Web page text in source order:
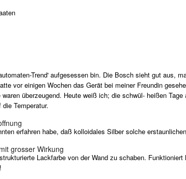
Trend' aufgesessen bin. Die Bosch sieht gut aus,
vor einigen Wochen das Gerät bei meiner Freundin
überzeugend. Heute weiß ich; die schwül- heißen
Temperatur.
erfahren habe, daß kolloidales Silber solche
grosser Wirkung
Lackfarbe von der Wand zu schaben.